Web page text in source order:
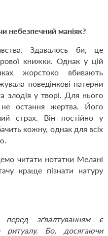
небезпечний маніяк?
Здавалось би, це
книжки. Однак у цій
жорстоко вбивають
поведінкові патерни
злодія у творі. Для нього
остання жертва. Його
страх. Він постійно у
кожну, однак для всіх
читати нотатки Мелані
краще пізнати натуру
зґвалтуванням є
ритуалу. Бо, досягаючи